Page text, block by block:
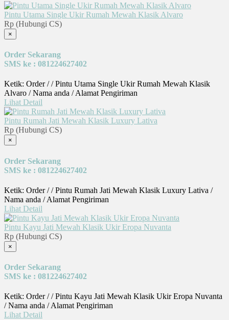
Pintu Utama Single Ukir Rumah Mewah Klasik Alvaro
Rp (Hubungi CS)
×
Order Sekarang
SMS ke : 081224627402
Ketik: Order / / Pintu Utama Single Ukir Rumah Mewah Klasik
Alvaro / Nama anda / Alamat Pengiriman
Lihat Detail
Pintu Rumah Jati Mewah Klasik Luxury Lativa
Rp (Hubungi CS)
×
Order Sekarang
SMS ke : 081224627402
Ketik: Order / / Pintu Rumah Jati Mewah Klasik Luxury Lativa /
Nama anda / Alamat Pengiriman
Lihat Detail
Pintu Kayu Jati Mewah Klasik Ukir Eropa Nuvanta
Rp (Hubungi CS)
×
Order Sekarang
SMS ke : 081224627402
Ketik: Order / / Pintu Kayu Jati Mewah Klasik Ukir Eropa Nuvanta
/ Nama anda / Alamat Pengiriman
Lihat Detail